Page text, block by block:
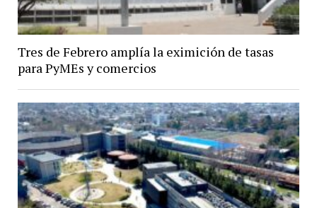
Tres de Febrero amplía la eximición de tasas
para PyMEs y comercios